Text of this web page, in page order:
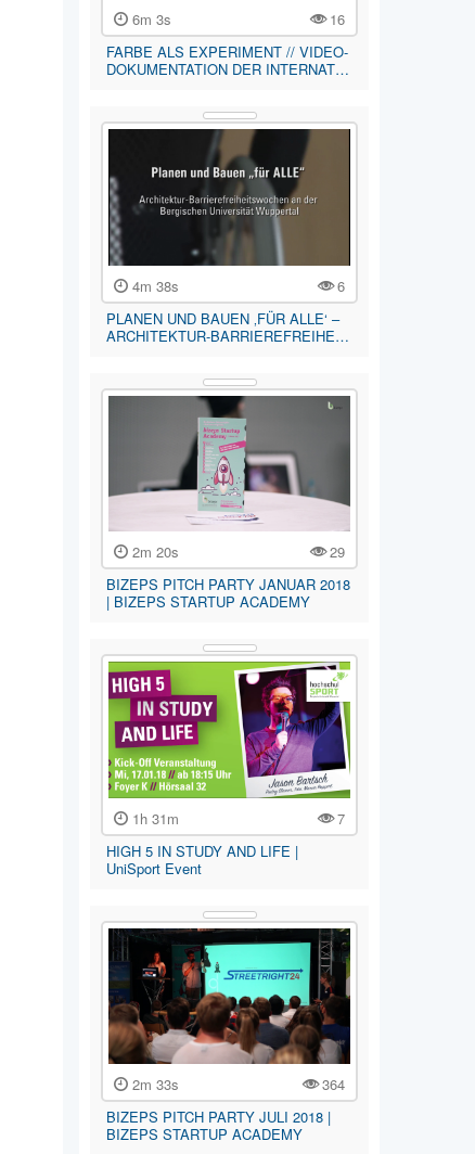
6m 3s
16
FARBE ALS EXPERIMENT // VIDEO-
DOKUMENTATION DER INTERNAT…
4m 38s
6
PLANEN UND BAUEN ‚FÜR ALLE‘ –
ARCHITEKTUR-BARRIEREFREIHE…
2m 20s
29
BIZEPS PITCH PARTY JANUAR 2018
| BIZEPS STARTUP ACADEMY
1h 31m
7
HIGH 5 IN STUDY AND LIFE |
UniSport Event
2m 33s
364
BIZEPS PITCH PARTY JULI 2018 |
BIZEPS STARTUP ACADEMY